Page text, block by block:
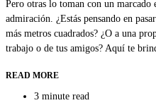
Pero otras lo toman con un
admiración. ¿Estás pensando en
más metros cuadrados? ¿O a una
trabajo o de tus amigos? Aquí te
READ MORE
3 minute read